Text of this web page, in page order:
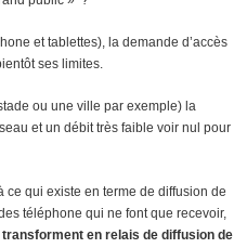
et tablettes), la demande d’accès
ses limites.
ou une ville par exemple) la
et un débit très faible voir nul pour
ce qui existe en terme de diffusion de
téléphone qui ne font que recevoir,
en relais de diffusion de